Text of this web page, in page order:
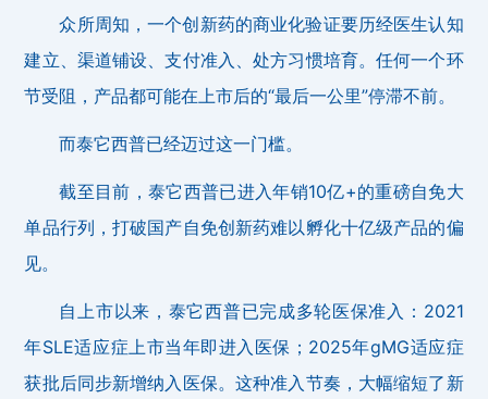
众所周知，一个创新药的商业化验证要历经医生认知
建立、渠道铺设、支付准入、处方习惯培育。任何一个环
节受阻，产品都可能在上市后的“最后一公里”停滞不前。
而泰它西普已经迈过这一门槛。
截至目前，泰它西普已进入年销10亿+的重磅自免大
单品行列，打破国产自免创新药难以孵化十亿级产品的偏
见。
自上市以来，泰它西普已完成多轮医保准入：2021
年SLE适应症上市当年即进入医保；2025年gMG适应症
获批后同步新增纳入医保。这种准入节奏，大幅缩短了新